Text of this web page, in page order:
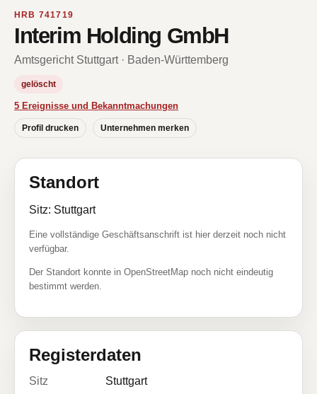
HRB 741719
Interim Holding GmbH
Amtsgericht Stuttgart · Baden-Württemberg
gelöscht
5 Ereignisse und Bekanntmachungen
Profil drucken Unternehmen merken
Standort
Sitz: Stuttgart
Eine vollständige Geschäftsanschrift ist hier derzeit noch nicht
verfügbar.
Der Standort konnte in OpenStreetMap noch nicht eindeutig
bestimmt werden.
Registerdaten
Sitz
Stuttgart